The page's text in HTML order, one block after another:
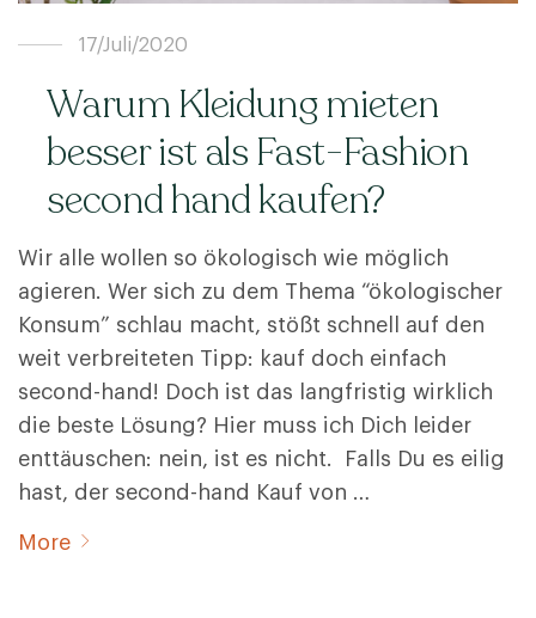
17/Juli/2020
Warum Kleidung mieten
besser ist als Fast-Fashion
second hand kaufen?
Wir alle wollen so ökologisch wie möglich
agieren. Wer sich zu dem Thema “ökologischer
Konsum” schlau macht, stößt schnell auf den
weit verbreiteten Tipp: kauf doch einfach
second-hand! Doch ist das langfristig wirklich
die beste Lösung? Hier muss ich Dich leider
enttäuschen: nein, ist es nicht. Falls Du es eilig
hast, der second-hand Kauf von …
More